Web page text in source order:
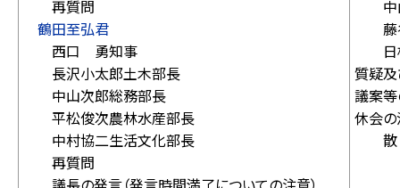
再質問
鶴田至弘君
西口 勇知事
長沢小太郎土木部長
中山次郎総務部長
平松俊次農林水産部長
中村協二生活文化部長
再質問
中
藤
日
質疑
議案
休会
散